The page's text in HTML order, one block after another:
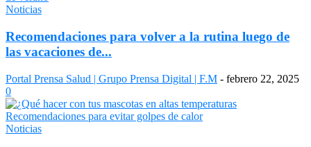
Noticias
Recomendaciones para volver a la rutina luego de
las vacaciones de...
Portal Prensa Salud | Grupo Prensa Digital | F.M - febrero 22, 2025
0
Noticias